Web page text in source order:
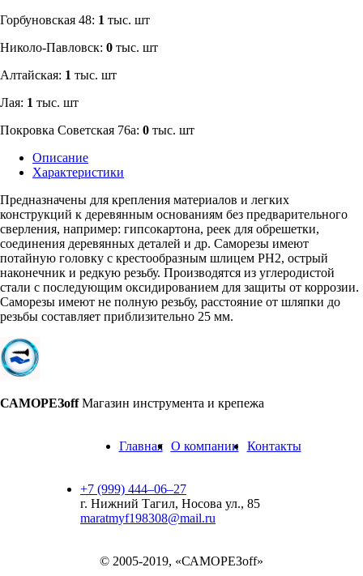
​Горбуновская 48: 1 тыс. шт
​Николо-Павловск: 0 тыс. шт
Алтайская: 1 тыс. шт
Лая: 1 тыс. шт
Покровка Советская 76а: 0 тыс. шт
Описание
Характеристики
Предназначены для крепления материалов и легких
конструкций к деревянным основаниям без предварительного
сверления, например: гипсокартона, реек для обрешетки,
соединения деревянных деталей и др. Саморезы имеют
потайную головку с крестообразным шлицем PH2, острый
наконечник и редкую резьбу. Производятся из углеродистой
стали с последующим оксидированием для защиты от коррозии.
Саморезы имеют не полную резьбу, расстояние от шляпки до
резьбы составляет приблизительно 25 мм.
САМОРЕЗoff Магазин инструмента и крепежа
Главная О компании Контакты
+7 (999) 444‒06‒27
г. Нижний Тагил, Носова ул., 85
maratmyf198308@mail.ru
© 2005-2019, «САМОРЕЗoff»